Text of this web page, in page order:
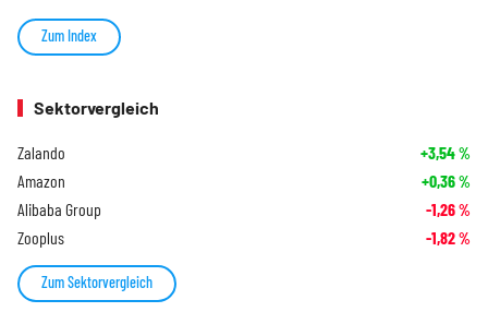
Zum Index
Sektorvergleich
Zalando +3,54%
Amazon +0,36%
Alibaba Group -1,26%
Zooplus -1,82%
Zum Sektorvergleich